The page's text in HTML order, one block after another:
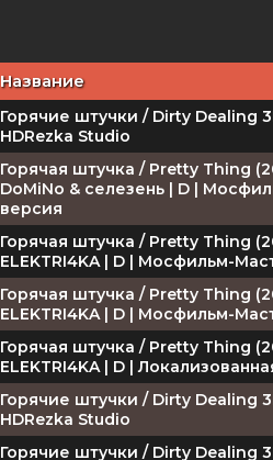
Название
Горячие штучки / Dirty Dealing
HDRezka Studio
Горячая штучка / Pretty Thing
DoMiNo & селезень | D |
версия
Горячая штучка / Pretty Thing
ELEKTRI4KA | D | Мосфильм-
Горячая штучка / Pretty Thing
ELEKTRI4KA | D | Мосфильм-
Горячая штучка / Pretty Thing
ELEKTRI4KA | D |
Горячие штучки / Dirty Dealing
HDRezka Studio
Горячие штучки / Dirty Dealing